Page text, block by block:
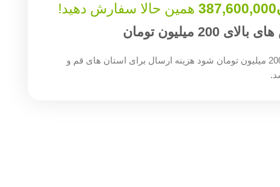
387,600,000همین حالا سفارش دهید!
میلیون تومان
چنان چه جمع صورت حساب شما بالای 200 میلیون تومان شود هزینه ارسال برای استان های قم و